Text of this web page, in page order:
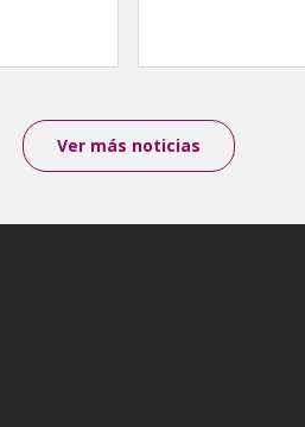
Ver más noticias